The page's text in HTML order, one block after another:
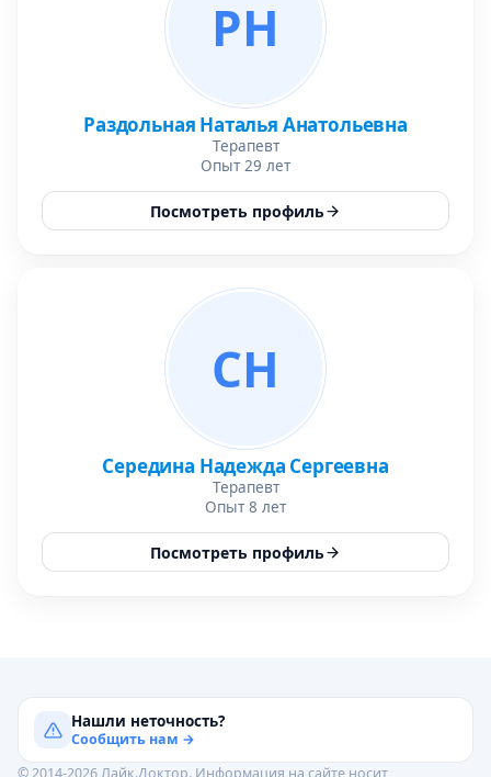
РН
Раздольная Наталья Анатольевна
Терапевт
Опыт 29 лет
Посмотреть профиль
СН
Середина Надежда Сергеевна
Терапевт
Опыт 8 лет
Посмотреть профиль
Нашли неточность?
Сообщить нам →
© 2014-2026 Лайк.Доктор. Информация на сайте носит